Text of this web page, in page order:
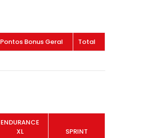
Pontos Bonus Geral Total
ENDURANCE
XL
SPRINT